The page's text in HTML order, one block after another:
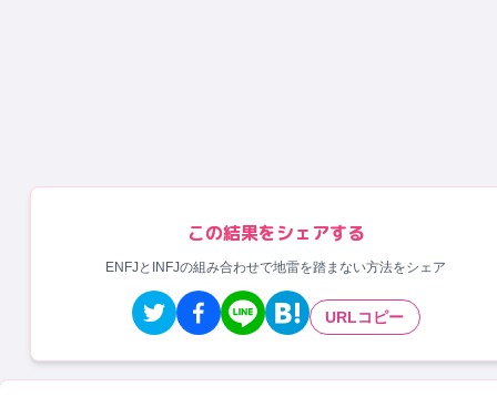
この結果をシェアする
ENFJとINFJの組み合わせで地雷を踏まない方法をシェア
URLコピー